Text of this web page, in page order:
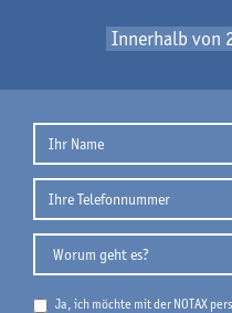
Innerhalb von
Ja, ich möchte mit der NOTAX